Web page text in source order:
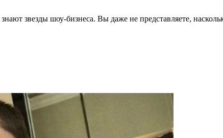
звезды шоу-бизнеса. Вы даже не представляете,